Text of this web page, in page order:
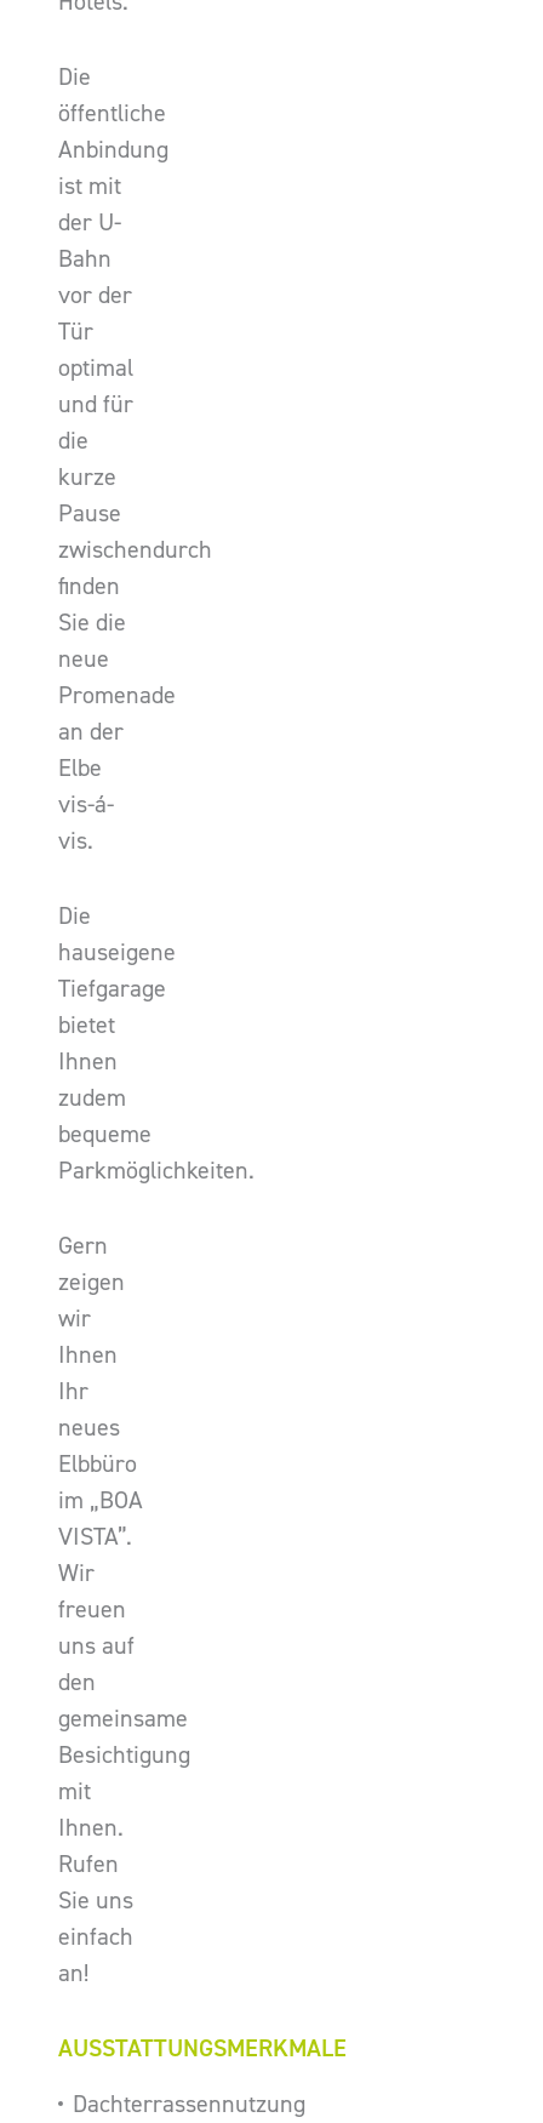
Die
öffentliche
Anbindung
ist mit
der U-
Bahn
vor der
Tür
optimal
und für
die
kurze
Pause
zwischendurch
finden
Sie die
neue
Promenade
an der
Elbe
vis-á-
vis.
Die
hauseigene
Tiefgarage
bietet
Ihnen
zudem
bequeme
Parkmöglichkeiten.
Gern
zeigen
wir
Ihnen
Ihr
neues
Elbbüro
im „BOA
VISTA”.
Wir
freuen
uns auf
den
gemeinsame
Besichtigung
mit
Ihnen.
Rufen
Sie uns
einfach
an!
AUSSTATTUNGSMERKMALE
Dachterrassennutzung